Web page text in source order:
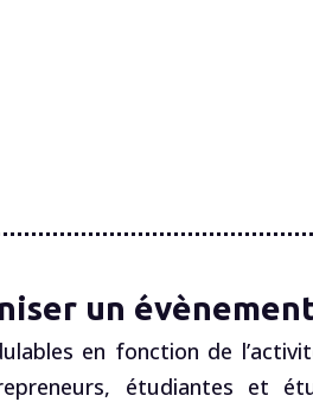
un
en fonction de
étudiantes et